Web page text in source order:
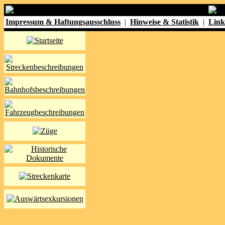
Impressum & Haftungsausschluss | Hinweise & Statistik |